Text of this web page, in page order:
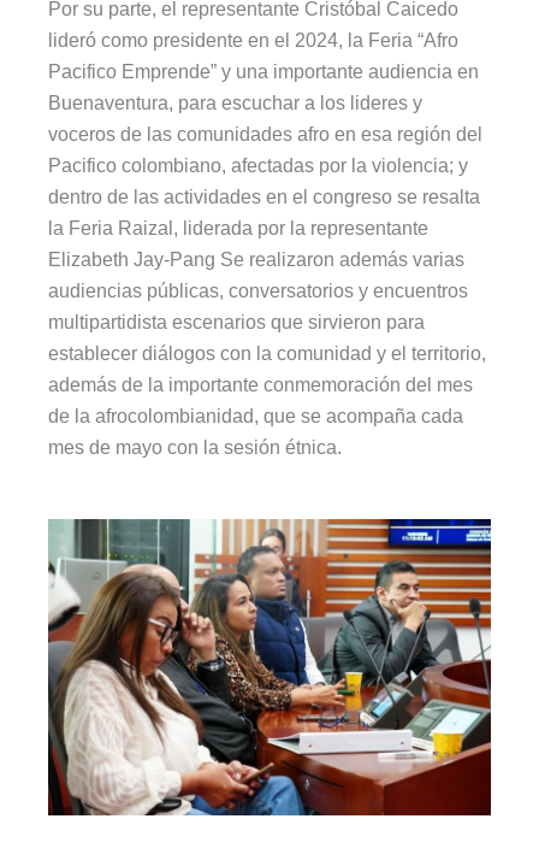
Por su parte, el representante Cristóbal Caicedo
lideró como presidente en el 2024, la Feria “Afro
Pacifico Emprende” y una importante audiencia en
Buenaventura, para escuchar a los lideres y
voceros de las comunidades afro en esa región del
Pacifico colombiano, afectadas por la violencia; y
dentro de las actividades en el congreso se resalta
la Feria Raizal, liderada por la representante
Elizabeth Jay-Pang Se realizaron además varias
audiencias públicas, conversatorios y encuentros
multipartidista escenarios que sirvieron para
establecer diálogos con la comunidad y el territorio,
además de la importante conmemoración del mes
de la afrocolombianidad, que se acompaña cada
mes de mayo con la sesión étnica.